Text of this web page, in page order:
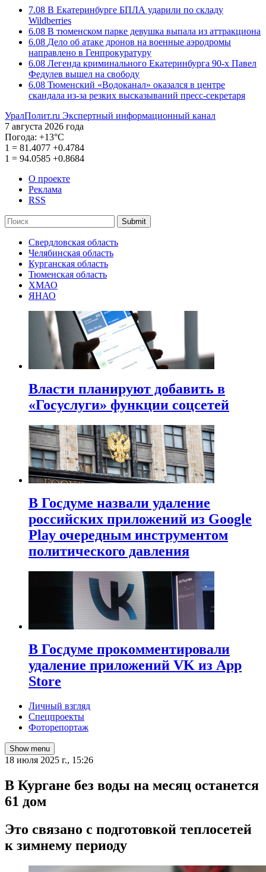
7.08 В Екатеринбурге БПЛА ударили по складу
Wildberries
6.08 В тюменском парке девушка выпала из аттракциона
6.08 Дело об атаке дронов на военные аэродромы
направлено в Генпрокуратуру
6.08 Легенда криминального Екатеринбурга 90-х Павел
Федулев вышел на свободу
6.08 Тюменский «Водоканал» оказался в центре
скандала из-за резких высказываний пресс-секретаря
УралПолит.ru Экспертный информационный канал
7 августа 2026 года
Погода: +13°С
1 = 81.4077 +0.4784
1 = 94.0585 +0.8684
О проекте
Реклама
RSS
Submit
Свердловская область
Челябинская область
Курганская область
Тюменская область
ХМАО
ЯНАО
Власти планируют добавить в
«Госуслуги» функции соцсетей
В Госдуме назвали удаление
российских приложений из Google
Play очередным инструментом
политического давления
В Госдуме прокомментировали
удаление приложений VK из App
Store
Личный взгляд
Спецпроекты
Фоторепортаж
Show menu
18 июля 2025 г., 15:26
В Кургане без воды на месяц останется
61 дом
Это связано с подготовкой теплосетей
к зимнему периоду